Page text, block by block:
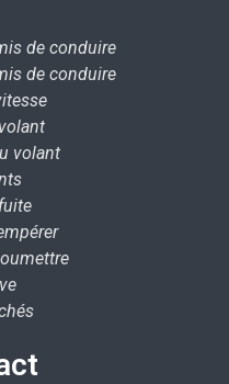
de conduire
de conduire
volant